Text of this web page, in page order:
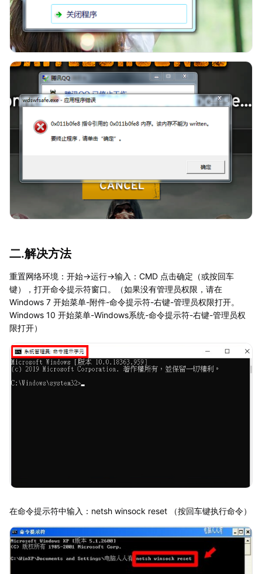
二.解决方法
重置网络环境：开始→运行→输入：CMD 点击确定（或按回车
键），打开命令提示符窗口。（如果没有管理员权限，请在
Windows 7 开始菜单-附件-命令提示符-右键-管理员权限打开。
Windows 10 开始菜单-Windows系统-命令提示符-右键-管理员权
限打开）
在命令提示符中输入：netsh winsock reset （按回车键执行命令）